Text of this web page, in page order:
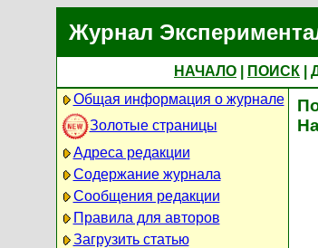
Журнал
НАЧАЛО ПОИСК
Общая информация о журнале
Золотые страницы
Адреса редакции
Содержание журнала
Сообщения редакции
Правила для авторов
Загрузить статью